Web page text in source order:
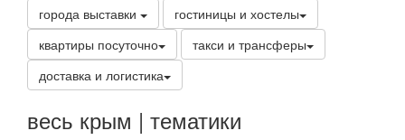
города выставки
гостиницы и хостелы
квартиры посуточно
такси и трансферы
доставка и логистика
весь крым | тематики